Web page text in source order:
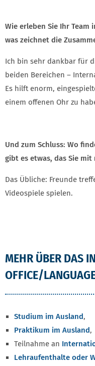
Wie erleben Sie Ihr
was zeichnet die
Ich bin sehr dankbar für
beiden Bereichen –
Es hilft enorm,
einem offenen Ohr zu
Und zum Schluss: Wo
gibt es etwas, das Sie
Das Übliche: Freunde
Videospiele spielen.
MEHR ÜBER DAS
OFFICE/
Studium im Ausland,
Praktikum im Ausland,
Teilnahme an
Lehraufenthalte oder